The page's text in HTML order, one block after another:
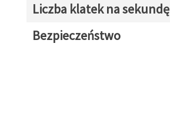
Liczba klatek na sekundę
Bezpieczeństwo